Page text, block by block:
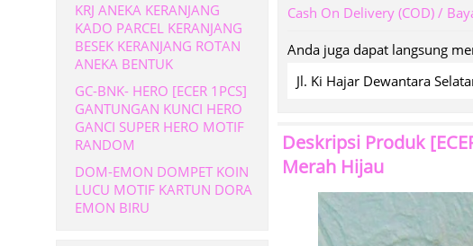
Cash On Delivery (COD) /
Anda juga dapat langsung
Jl. Ki Hajar Dewantara
Deskripsi Produk
Merah Hijau
KRJ ANEKA KERANJANG
KADO PARCEL KERANJANG
BESEK KERANJANG ROTAN
ANEKA BENTUK
GC-BNK- HERO [ECER 1PCS]
GANTUNGAN KUNCI HERO
GANCI SUPER HERO MOTIF
RANDOM
DOM-EMON DOMPET KOIN
LUCU MOTIF KARTUN DORA
EMON BIRU